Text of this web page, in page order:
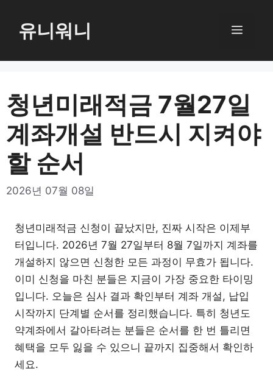
로
뛰
기
유니워니 메
청년미래적금 7월27일
계좌개설 반드시 지켜야
할 순서
2026년 07월 08일
청년미래적금 신청이 끝났지만, 진짜 시작은 이제부
터입니다. 2026년 7월 27일부터 8월 7일까지 계좌를
개설하지 않으면 신청한 모든 과정이 무효가 됩니다.
이미 신청을 마친 분들은 지금이 가장 중요한 타이밍
입니다. 오늘은 심사 결과 확인부터 계좌 개설, 납입
시작까지 단계별 순서를 정리했습니다. 특히 청년도
약계좌에서 갈아타려는 분들은 순서를 한 번 틀리면
혜택을 모두 잃을 수 있으니 끝까지 집중해서 확인하
세요.